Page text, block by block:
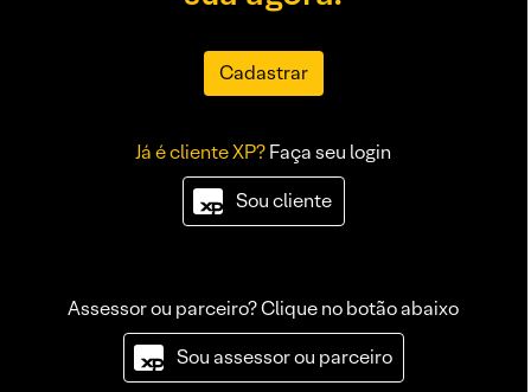
Cadastrar
Já é cliente XP?Faça seu login
Sou cliente
Assessor ou parceiro? Clique no botão abaixo
Sou assessor ou parceiro